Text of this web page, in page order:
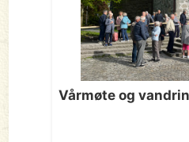
Vårmøte og